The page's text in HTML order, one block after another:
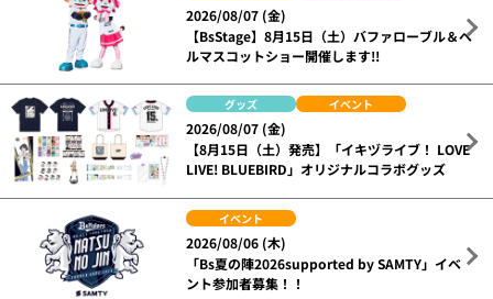
2026/08/07 (金)
【BsStage】8月15日（土）バファローブル＆ベ
ルマスコットショー開催します!!
グッズ イベント
2026/08/07 (金)
【8月15日（土）発売】「イキヅライブ！ LOVE
LIVE! BLUEBIRD」オリジナルコラボグッズ
イベント
2026/08/06 (木)
「Bs夏の陣2026supported by SAMTY」イベ
ント参加者募集！！